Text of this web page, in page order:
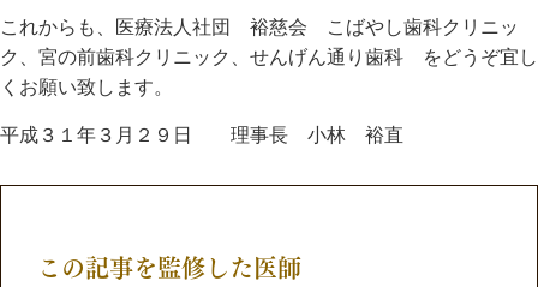
これからも、医療法人社団 裕慈会 こばやし歯科クリニッ
ク、宮の前歯科クリニック、せんげん通り歯科 をどうぞ宜し
くお願い致します。
平成３１年３月２９日 理事長 小林 裕直
この記事を監修した医師